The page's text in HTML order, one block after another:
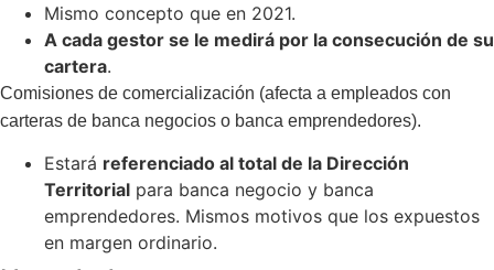
Mismo concepto que en 2021.
A cada gestor se le medirá por la consecución de su
cartera.
Comisiones de comercialización (afecta a empleados con
carteras de banca negocios o banca emprendedores).
Estará referenciado al total de la Dirección
Territorial para banca negocio y banca
emprendedores. Mismos motivos que los expuestos
en margen ordinario.